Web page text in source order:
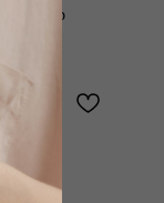
кедр